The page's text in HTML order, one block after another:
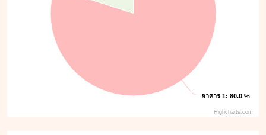
อาคาร 1: 80.0 %
อาคาร 1: 80.0 %
Highcharts.com